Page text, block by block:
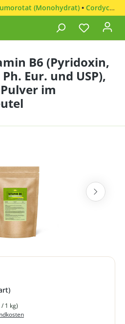
(Monohydrat) • Cordyceps sinensis
B6 (Pyridoxin,
Eur. und USP),
im
1 kg)